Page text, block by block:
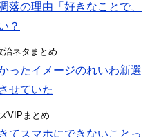
の理由「好きなことで、
？
治ネタまとめ
ったイメージのれいわ新選
せていた
VIPまとめ
てスマホにできないことっ